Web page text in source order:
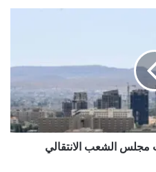
الشعب الانتقالي